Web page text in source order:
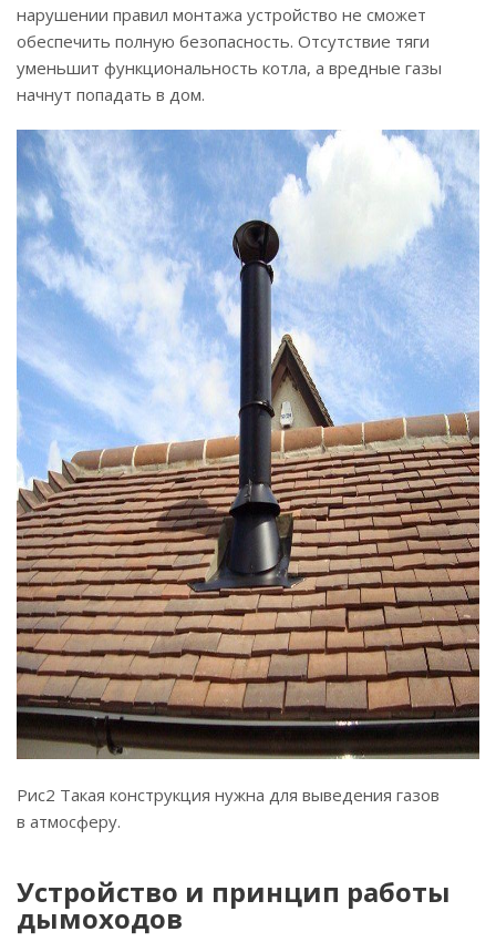
нарушении правил монтажа устройство не сможет
обеспечить полную безопасность. Отсутствие тяги
уменьшит функциональность котла, а вредные газы
начнут попадать в дом.
Рис2 Такая конструкция нужна для выведения газов
в атмосферу.
Устройство и принцип работы
дымоходов